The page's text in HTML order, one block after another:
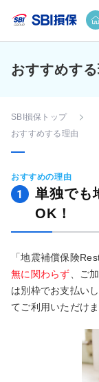
おすすめす
SBI損保トップ
おすすめする理由
おすすめの理由
1
単独でも
OK！
「地震補償保険
無に関わらず 、ご
は別枠でお支払い
てご利用いただけま